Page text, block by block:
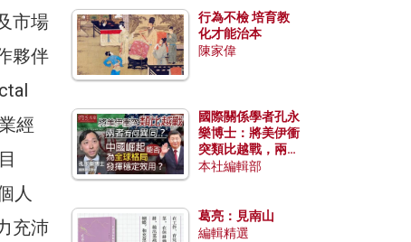
市場
夥伴
經
人
充沛
行為不檢 培育教
化才能治本
陳家偉
國際關係學者孔永
樂博士：將美伊衝
突類比越戰，兩者
有何異同？中國崛
本社編輯部
葛亮：見南山
編輯精選